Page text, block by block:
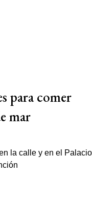
para comer
mar